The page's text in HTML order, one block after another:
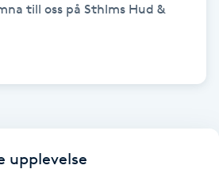
till oss på Sthlms Hud &
upplevelse